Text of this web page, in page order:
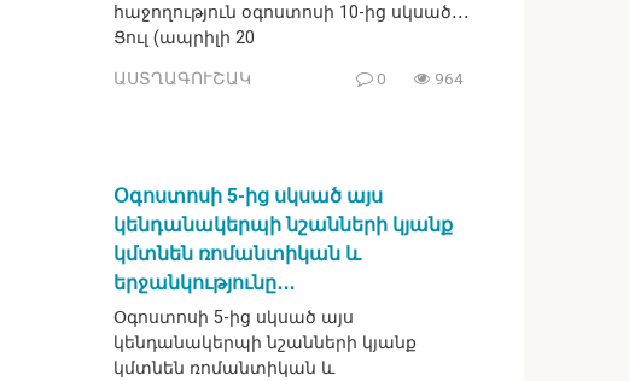
հաջողություն օգոստոսի 10-ից սկսած․․․
Ցուլ (ապրիլի 20
ԱՍՏՂԱԳՈՒՇԱԿ 0 964
Օգոստոսի 5-ից սկսած այս
կենդանակերպի նշանների կյանք
կմտնեն ռոմանտիկան և
երջանկությունը․․․
Օգոստոսի 5-ից սկսած այս
կենդանակերպի նշանների կյանք
կմտնեն ռոմանտիկան և